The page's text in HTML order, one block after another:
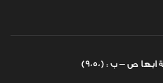
ص – ب : (9050)